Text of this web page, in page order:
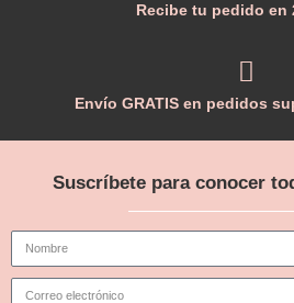
Recibe tu pedido en
Envío GRATIS en pedidos
Suscríbete para conocer